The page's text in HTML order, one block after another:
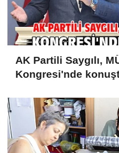
AK Partili Saygılı,
Kongresi'nde